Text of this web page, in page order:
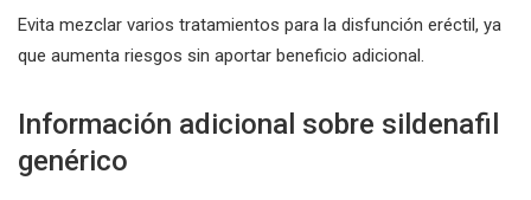
Evita mezclar varios tratamientos para la disfunción eréctil, ya
que aumenta riesgos sin aportar beneficio adicional.
Información adicional sobre sildenafil
genérico